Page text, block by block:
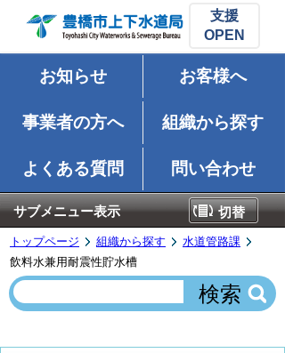
支援
お知らせ お客様へ
事業者の方へ 組織から探す
よくある質問 問い合わせ
サブメニュー表示 切替
トップページ 組織から探す
水道管路課
飲料水兼用耐震性貯水槽